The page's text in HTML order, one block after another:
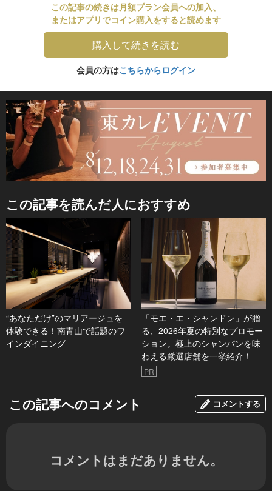
この記事の続きは月額プラン会員への加入、
またはアプリでコイン購入をすると読めます
購入して続きを読む
会員の方はこちらからログイン
この記事を読んだ人におすすめ
“あなただけ”のマリアージュを
体験できる！南青山で話題のワ
インダイニング
「モエ・エ・シャンドン」が贈
る、2026年夏の特別なプロモー
ション。極上のシャンパンを味
わえる厳選店舗を一挙紹介！
PR
この記事へのコメント コメントする
コメントはまだありません。